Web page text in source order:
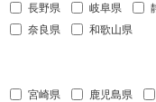
長野県 岐阜県
奈良県
和歌山県
宮崎県 鹿児島県